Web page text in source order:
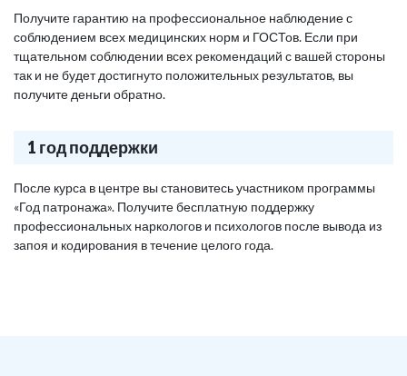
Получите гарантию на профессиональное наблюдение с
соблюдением всех медицинских норм и ГОСТов. Если при
тщательном соблюдении всех рекомендаций с вашей стороны
так и не будет достигнуто положительных результатов, вы
получите деньги обратно.
1 год поддержки
После курса в центре вы становитесь участником программы
«Год патронажа». Получите бесплатную поддержку
профессиональных наркологов и психологов после вывода из
запоя и кодирования в течение целого года.